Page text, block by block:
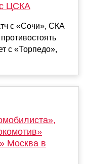
ЦСКА
с «Сочи», СКА
с «Торпедо»,
Москва в